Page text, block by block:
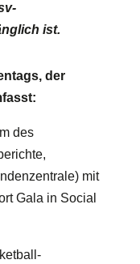
ist.
der
des
mit
Gala in Social